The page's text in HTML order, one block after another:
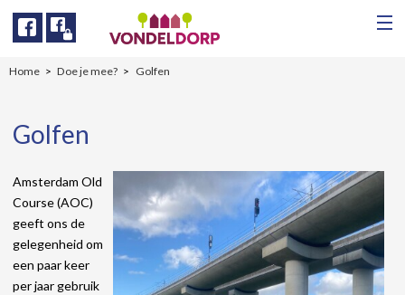
Facebook
Home Doe je mee? Golfen
Golfen
Amsterdam Old
Course (AOC)
geeft ons de
gelegenheid om
een paar keer
per jaar gebruik